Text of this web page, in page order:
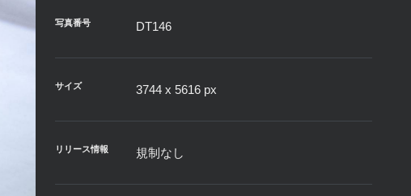
写真番号 DT146
サイズ 3744 x 5616 px
リリース情報 規制なし